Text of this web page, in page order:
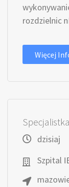
rozdzielnic
Więcej
dzisiaj
Szpital